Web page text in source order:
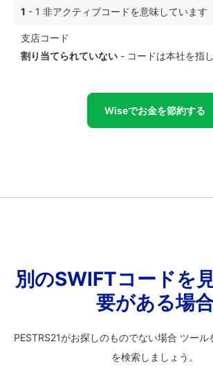
1 - 1 非アクティブコードを意味しています
支店コード
割り当てられていない - コードは本社を指
Wiseでお金を節約する
別のSWIFTコードを
要がある場
PESTRS21がお探しのものでない場合 ツール
を検索しましょう。